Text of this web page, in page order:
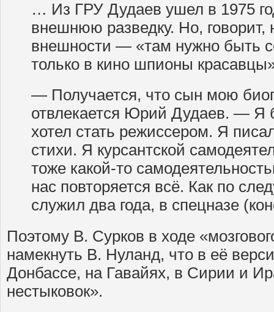
… Из ГРУ Дудаев ушел в 1975
внешнюю разведку. Но, говорит,
внешности — «там нужно быть
только в кино шпионы
— Получается, что сын мою
отвлекается Юрий Дудаев. — Я
хотел стать режиссером. Я
стихи. Я курсантской
тоже какой-то
нас повторяется всё. Как по
служил два года, в спецназе
Поэтому В. Сурков в ходе
намекнуть В. Нуланд, что в её
Донбассе, на Гавайях, в Сирии и
нестыковок».